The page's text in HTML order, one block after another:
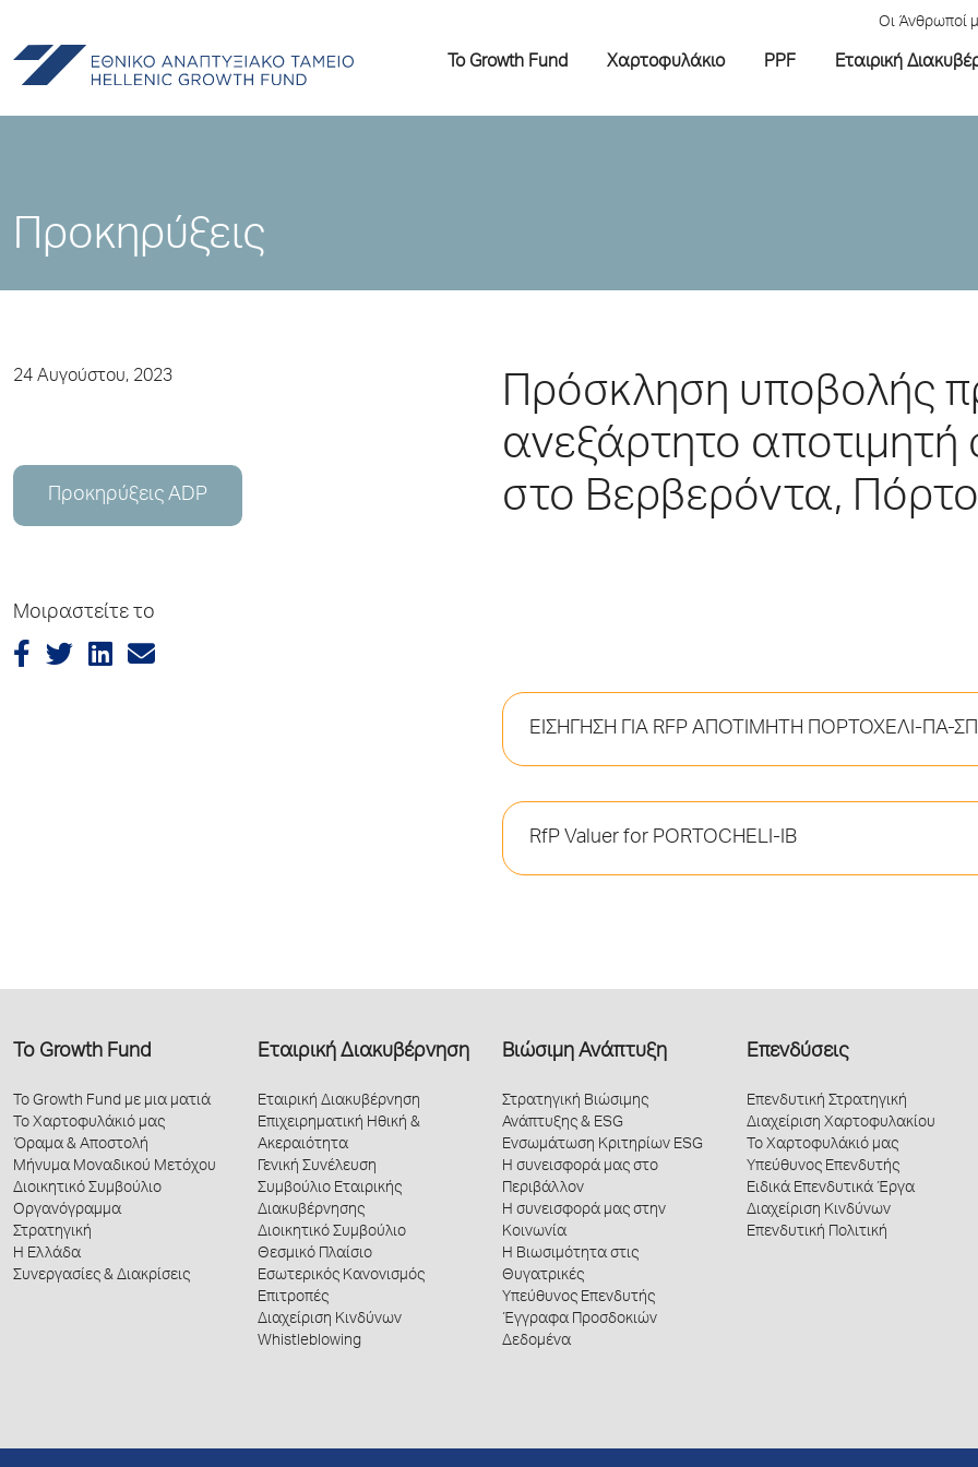
Οι Άνθρωποί
Το Growth Fund Χαρτοφυλάκιο PPF Εταιρική
Προκηρύξεις
24 Αυγούστου, 2023
Προκηρύξεις ADP
Μοιραστείτε το
Πρόσκληση υποβολής
ανεξάρτητο αποτιμητή
στο Βερβερόντα, Πόρτο
ΕΙΣΗΓΗΣΗ ΓΙΑ RFP ΑΠΟΤΙΜΗΤΗ ΠΟΡΤΟΧΕΛΙ-ΠΑ-
RfP Valuer for PORTOCHELI-IB
Το Growth Fund
Το Growth Fund με μια ματιά
Το Χαρτοφυλάκιό μας
Όραμα & Αποστολή
Μήνυμα Μοναδικού Μετόχου
Διοικητικό Συμβούλιο
Οργανόγραμμα
Στρατηγική
Η Ελλάδα
Συνεργασίες & Διακρίσεις
Εταιρική Διακυβέρνηση
Εταιρική Διακυβέρνηση
Επιχειρηματική Ηθική &
Ακεραιότητα
Γενική Συνέλευση
Συμβούλιο Εταιρικής
Διακυβέρνησης
Διοικητικό Συμβούλιο
Θεσμικό Πλαίσιο
Εσωτερικός Κανονισμός
Επιτροπές
Διαχείριση Κινδύνων
Whistleblowing
Βιώσιμη Ανάπτυξη
Στρατηγική Βιώσιμης
Ανάπτυξης & ESG
Ενσωμάτωση Κριτηρίων ESG
Η συνεισφορά μας στο
Περιβάλλον
Η συνεισφορά μας στην
Κοινωνία
Η Βιωσιμότητα στις
Θυγατρικές
Υπεύθυνος Επενδυτής
Έγγραφα Προσδοκιών
Δεδομένα
Επενδύσεις
Επενδυτική Στρατηγική
Διαχείριση Χαρτοφυλακίου
Το Χαρτοφυλάκιό μας
Υπεύθυνος Επενδυτής
Ειδικά Επενδυτικά Έργα
Διαχείριση Κινδύνων
Επενδυτική Πολιτική